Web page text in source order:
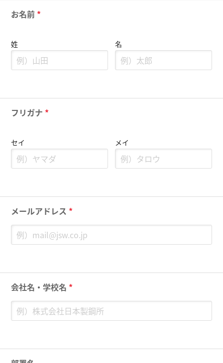
お名前 *
姓 名
フリガナ *
セイ メイ
メールアドレス *
会社名・学校名 *